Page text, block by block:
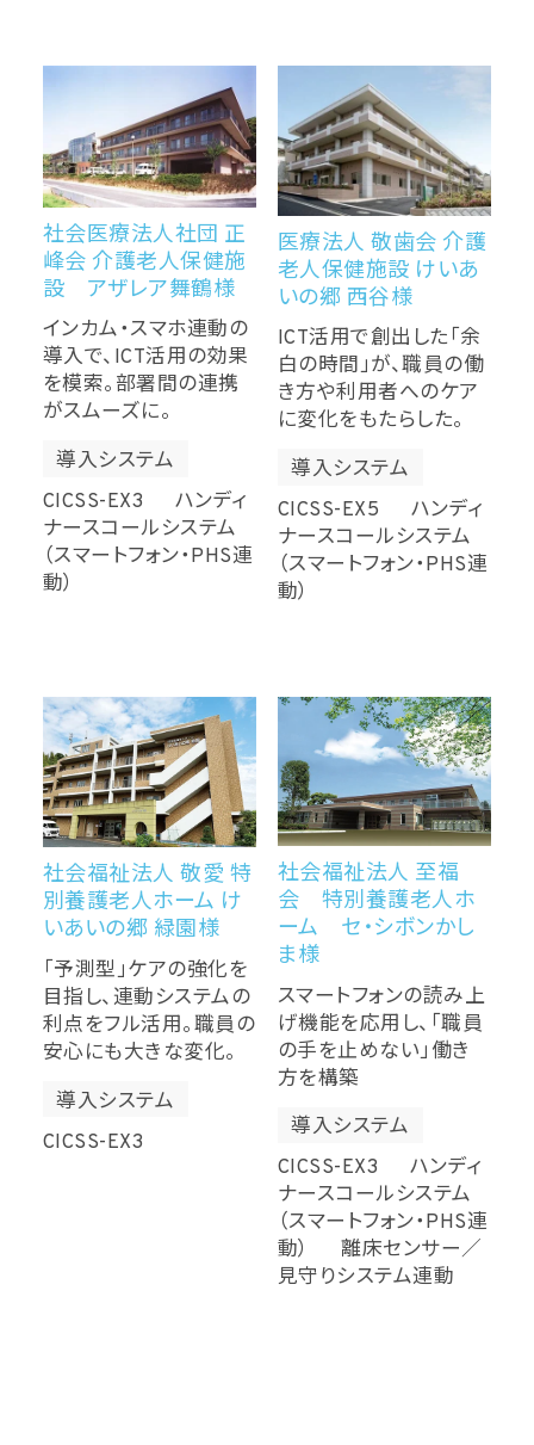
社会医療法人社団 正
峰会 介護老人保健施
設 アザレア舞鶴様
インカム・スマホ連動の
導入で、ICT活用の効果
を模索。部署間の連携
がスムーズに。
導入システム
CICSS-EX3 ハンディ
ナースコールシステム
（スマートフォン・PHS連
動）
医療法人 敬歯会 介護
老人保健施設 けいあ
いの郷 西谷様
ICT活用で創出した「余
白の時間」が、職員の働
き方や利用者へのケア
に変化をもたらした。
導入システム
CICSS-EX5 ハンディ
ナースコールシステム
（スマートフォン・PHS連
動）
社会福祉法人 敬愛 特
別養護老人ホーム け
いあいの郷 緑園様
「予測型」ケアの強化を
目指し、連動システムの
利点をフル活用。職員の
安心にも大きな変化。
導入システム
CICSS-EX3
社会福祉法人 至福
会 特別養護老人ホ
ーム セ・シボンかし
ま様
スマートフォンの読み上
げ機能を応用し、「職員
の手を止めない」働き
方を構築
導入システム
CICSS-EX3 ハンディ
ナースコールシステム
（スマートフォン・PHS連
動） 離床センサー／
見守りシステム連動